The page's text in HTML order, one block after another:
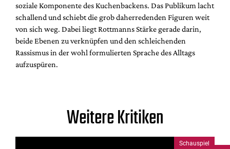
soziale Komponente des Kuchenbackens. Das Publikum lacht
schallend und schiebt die grob daherredenden Figuren weit
von sich weg. Dabei liegt Rottmanns Stärke gerade darin,
beide Ebenen zu verknüpfen und den schleichenden
Rassismus in der wohl formulierten Sprache des Alltags
aufzuspüren.
Weitere Kritiken
Schauspiel